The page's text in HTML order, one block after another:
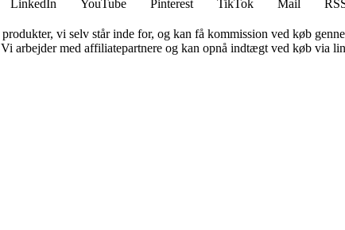
LinkedIn YouTube Pinterest TikTok Mail
vi selv står inde for, og kan få kommission ved køb
arbejder med affiliatepartnere og kan opnå indtægt ved køb via